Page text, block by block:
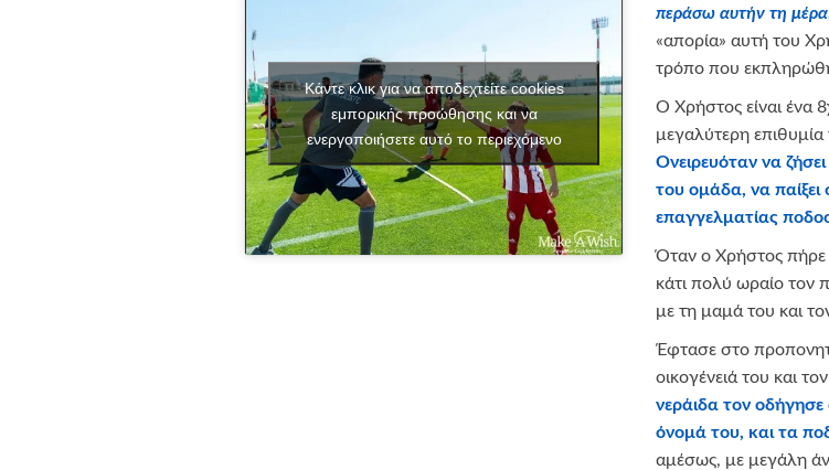
Κάντε κλικ για να αποδεχτείτε cookies
εμπορικής προώθησης και να
ενεργοποιήσετε αυτό το περιεχόμενο
περάσω αυτήν τη
«απορία» αυτή του
τρόπο που
Ο Χρήστος είναι ένα
μεγαλύτερη
Ονειρευόταν να
του ομάδα, να παίξει
επαγγελματίας
Όταν ο Χρήστος πήρε
κάτι πολύ ωραίο τον
με τη μαμά του και
Έφτασε στο
οικογένειά του και
νεράιδα τον
όνομά του, και τα
αμέσως, με μεγάλη